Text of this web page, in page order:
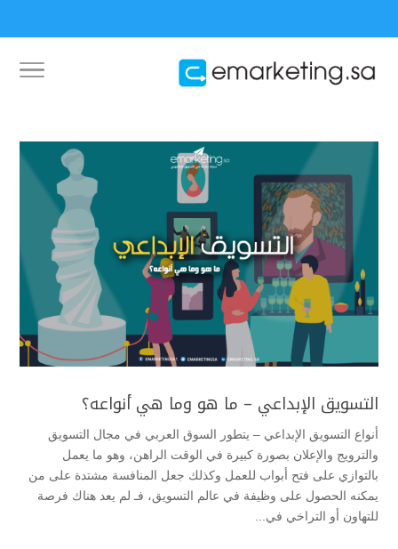
التسويق الإبداعي – ما هو وما هي أنواعه؟
أنواع التسويق الإبداعي – يتطور السوق العربي في مجال التسويق
والترويج والإعلان بصورة كبيرة في الوقت الراهن، وهو ما يعمل
بالتوازي على فتح أبواب للعمل وكذلك جعل المنافسة مشتدة على من
يمكنه الحصول على وظيفة في عالم التسويق، فـ لم يعد هناك فرصة
للتهاون أو التراخي في...